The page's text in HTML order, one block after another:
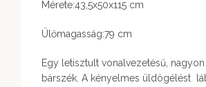
Mérete:43,5x50x115 cm
Ülőmagasság:79 cm
Egy letisztult vonalvezetésű,
bárszék. A kényelmes üldögélést